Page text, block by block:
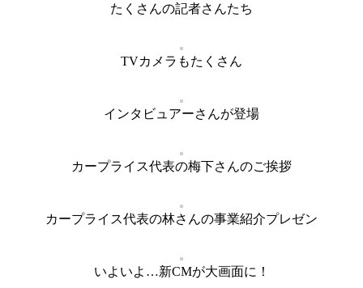
たくさんの記者さんたち
TVカメラもたくさん
インタビュアーさんが登場
カープライス代表の梅下さんのご挨拶
カープライス代表の林さんの事業紹介プレゼン
いよいよ…新CMが大画面に！